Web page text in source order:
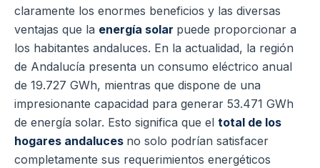
claramente los enormes beneficios y las diversas
ventajas que la energía solar puede proporcionar a
los habitantes andaluces. En la actualidad, la región
de Andalucía presenta un consumo eléctrico anual
de 19.727 GWh, mientras que dispone de una
impresionante capacidad para generar 53.471 GWh
de energía solar. Esto significa que el total de los
hogares andaluces no solo podrían satisfacer
completamente sus requerimientos energéticos